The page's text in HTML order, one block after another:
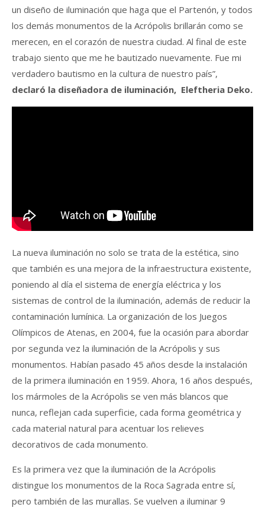
un diseño de iluminación que haga que el Partenón, y todos
los demás monumentos de la Acrópolis brillarán como se
merecen, en el corazón de nuestra ciudad. Al final de este
trabajo siento que me he bautizado nuevamente. Fue mi
verdadero bautismo en la cultura de nuestro país”,
declaró la diseñadora de iluminación, Eleftheria Deko.
La nueva iluminación no solo se trata de la estética, sino
que también es una mejora de la infraestructura existente,
poniendo al día el sistema de energía eléctrica y los
sistemas de control de la iluminación, además de reducir la
contaminación lumínica. La organización de los Juegos
Olímpicos de Atenas, en 2004, fue la ocasión para abordar
por segunda vez la iluminación de la Acrópolis y sus
monumentos. Habían pasado 45 años desde la instalación
de la primera iluminación en 1959. Ahora, 16 años después,
los mármoles de la Acrópolis se ven más blancos que
nunca, reflejan cada superficie, cada forma geométrica y
cada material natural para acentuar los relieves
decorativos de cada monumento.
Es la primera vez que la iluminación de la Acrópolis
distingue los monumentos de la Roca Sagrada entre sí,
pero también de las murallas. Se vuelven a iluminar 9